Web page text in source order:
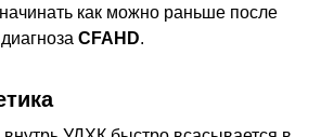
как можно раньше после
CFAHD.